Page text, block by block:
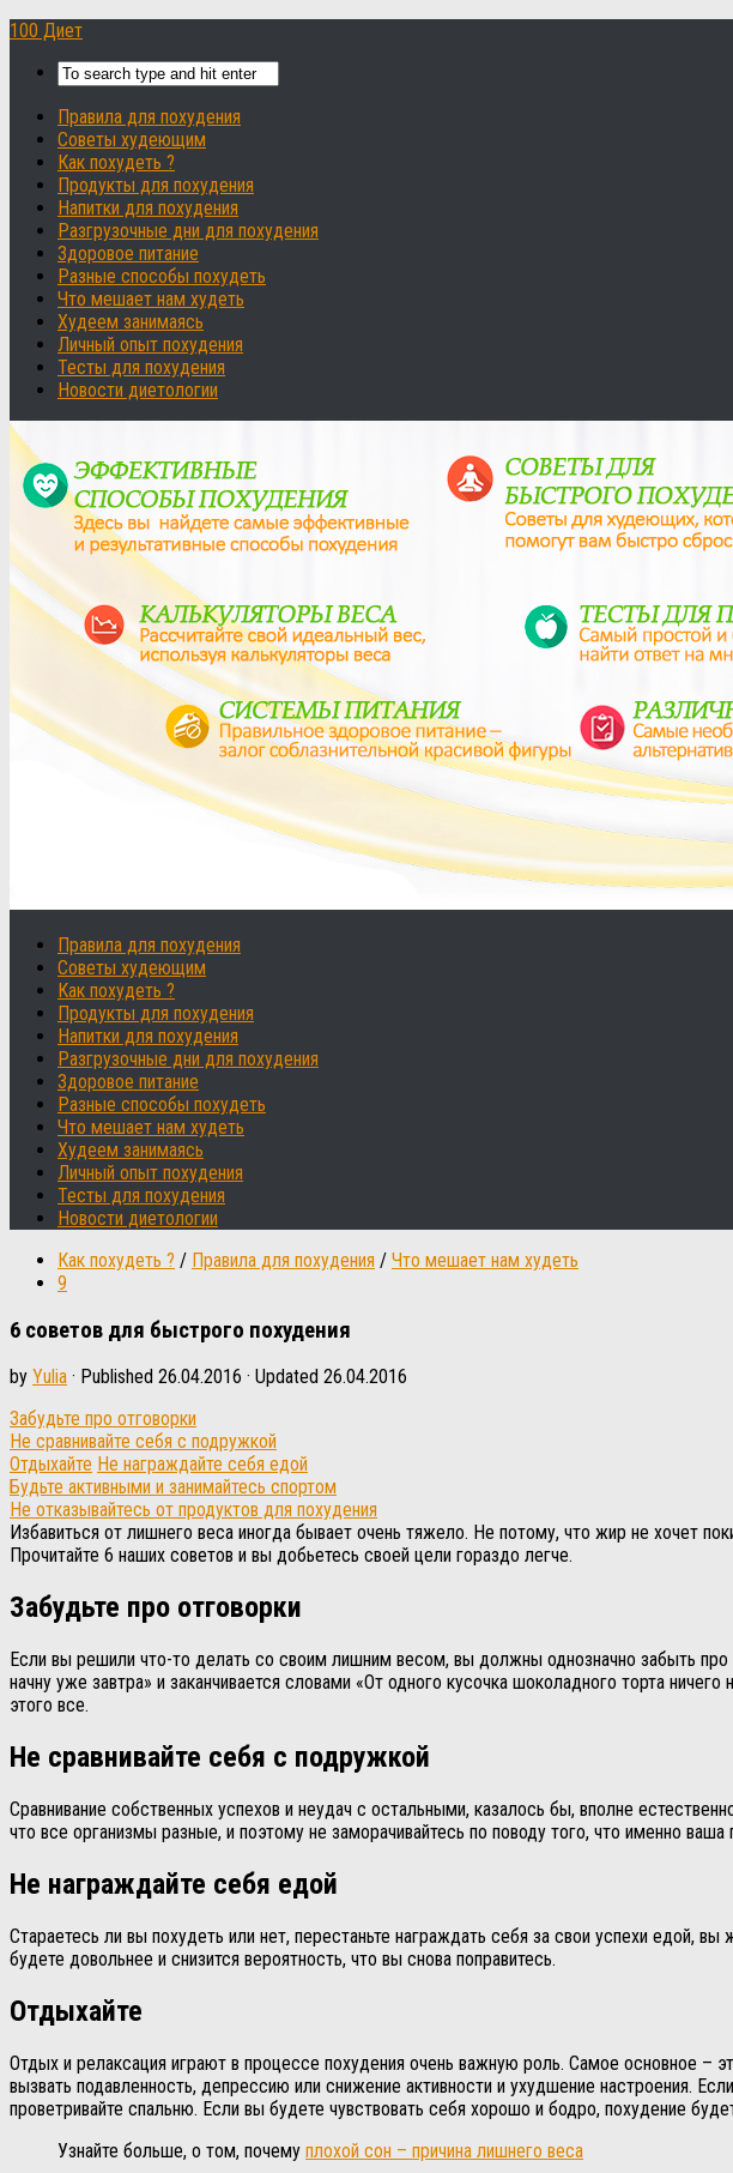
100 Диет
Правила для похудения
Советы худеющим
Как похудеть ?
Продукты для похудения
Напитки для похудения
Разгрузочные дни для похудения
Здоровое питание
Разные способы похудеть
Что мешает нам худеть
Худеем занимаясь
Личный опыт похудения
Тесты для похудения
Новости диетологии
Правила для похудения
Советы худеющим
Как похудеть ?
Продукты для похудения
Напитки для похудения
Разгрузочные дни для похудения
Здоровое питание
Разные способы похудеть
Что мешает нам худеть
Худеем занимаясь
Личный опыт похудения
Тесты для похудения
Новости диетологии
Как похудеть ? / Правила для похудения / Что мешает нам худеть
9
6 советов для быстрого похудения
by Yulia · Published 26.04.2016 · Updated 26.04.2016
Забудьте про отговорки
Не сравнивайте себя с подружкой
Отдыхайте Не награждайте себя едой
Будьте активными и занимайтесь спортом
Не отказывайтесь от продуктов для похудения
Избавиться от лишнего веса иногда бывает очень тяжело. Не потому, что жир не хочет
Прочитайте 6 наших советов и вы добьетесь своей цели гораздо легче.
Забудьте про отговорки
Если вы решили что-то делать со своим лишним весом, вы должны однозначно забыть
начну уже завтра» и заканчивается словами «От одного кусочка шоколадного торта
этого все.
Не сравнивайте себя с подружкой
Сравнивание собственных успехов и неудач с остальными, казалось бы, вполне
что все организмы разные, и поэтому не заморачивайтесь по поводу того, что именно
Не награждайте себя едой
Стараетесь ли вы похудеть или нет, перестаньте награждать себя за свои успехи едой,
будете довольнее и снизится вероятность, что вы снова поправитесь.
Отдыхайте
Отдых и релаксация играют в процессе похудения очень важную роль. Самое основное –
вызвать подавленность, депрессию или снижение активности и ухудшение настроения.
проветривайте спальню. Если вы будете чувствовать себя хорошо и бодро, похудение
Узнайте больше, о том, почему плохой сон – причина лишнего веса